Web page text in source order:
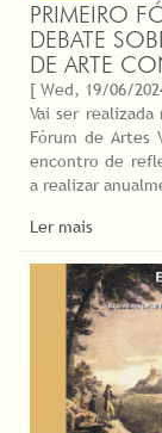
PRIMEIRO
DEBATE
DE ARTE
[ Wed, 19/06/
Vai ser
Fórum de Artes
encontro de
a realizar
Ler mais